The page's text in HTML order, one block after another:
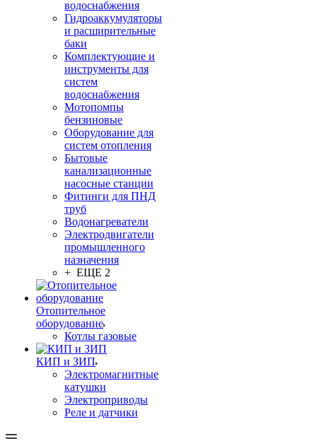
водоснабжения
Гидроаккумуляторы
и расширительные
баки
Комплектующие и
инструменты для
систем
водоснабжения
Мотопомпы
бензиновые
Оборудование для
систем отопления
Бытовые
канализационные
насосные станции
Фитинги для ПНД
труб
Водонагреватели
Электродвигатели
промышленного
назначения
+ ЕЩЕ 2
Отопительное
оборудование
Котлы газовые
КИП и ЗИП
Электромагнитные
катушки
Электроприводы
Реле и датчики